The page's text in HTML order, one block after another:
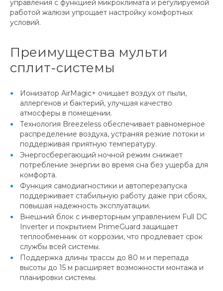
управления с функцией микроклимата и регулируемой
работой жалюзи упрощает настройку комфортных
условий.
Преимущества мульти
сплит-системы
Ионизатор AirMagic+ очищает воздух от пыли,
аллергенов и бактерий, улучшая качество
атмосферы в помещении.
Технология Breezeless обеспечивает равномерное
распределение воздуха, устраняя резкие потоки и
поддерживая приятную температуру.
Энергосберегающий ночной режим снижает
потребление энергии во время сна без ущерба для
комфорта.
Функция самодиагностики и автоперезапуска
поддерживает стабильную работу даже при сбоях,
повышая надежность эксплуатации.
Внешний блок с инверторным управлением Full DC
Inverter и покрытием PrimeGuard защищает
теплообменник от коррозии, что продлевает срок
службы всей системы.
Поддержка длины трассы до 80 м и перепада
высоты до 15 м расширяет возможности монтажа и
планировки системы.